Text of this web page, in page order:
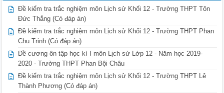
C. buộc địch vào thế bị động, tìm cách thương lượng.
D. buộc Pháp kí hiệp định Giơnevơ.
[]
Câu 3. Theo trình tự thời gian, cuộc tiến công chiến lược
1953 – 1954 của Việt Nam đã buộc quân Pháp phải phân tán
chiến trường ở những địa điểm nào dưới đây?
A. Điện Biên, Xênô, Luông Phabang, Plâyku.
B. Điện Biên, Luông Phabang, Xênô, Plâyku.
C. Điện Biên, Mường Sài, Xênô, Plâyku.
D. Điện Biên, Xê nô, Plâyku, Luông Phabang.
[] A. Việt Bắc thu-đông năm 1947.
Đề kiểm tra trắc nghiệm môn Lịch sử Khối 12 - Trường THPT Tôn
Đức Thắng (Có đáp án)
Đề kiểm tra trắc nghiệm môn Lịch sử Khối 12 - Trường THPT Phan
Chu Trinh (Có đáp án)
Đề cương ôn tập học kì I môn Lịch sử Lớp 12 - Năm học 2019-
2020 - Trường THPT Phan Bội Châu
Đề kiểm tra trắc nghiệm môn Lịch sử Khối 12 - Trường THPT Lê
Thành Phương (Có đáp án)